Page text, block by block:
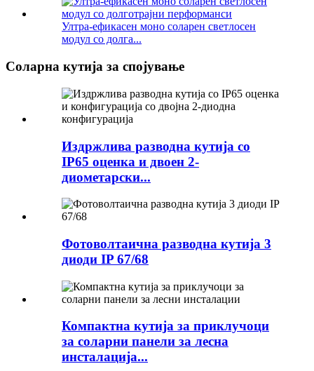
Ултра-ефикасен моно соларен светлосен
модул со долга...
Соларна кутија за спојување
Издржлива разводна кутија со
IP65 оценка и двоен 2-
диометарски...
Фотоволтаична разводна кутија 3
диоди IP 67/68
Компактна кутија за приклучоци
за соларни панели за лесна
инсталација...